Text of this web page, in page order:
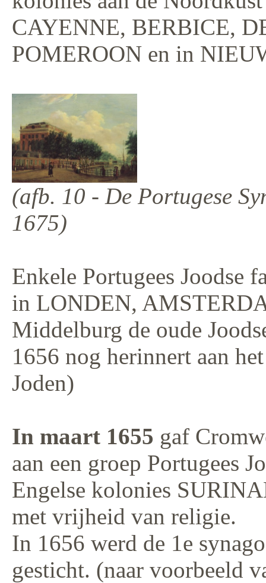
CAYENNE, BERBICE,
POMEROON en in
(afb. 10 - De Portugese
1675)
Enkele Portugees Joodse
in LONDEN,
Middelburg de oude
1656 nog herinnert aan
Joden)
In maart 1655 gaf
aan een groep Portugees
Engelse kolonies
met vrijheid van religie.
In 1656 werd de 1e
gesticht. (naar voorbeeld